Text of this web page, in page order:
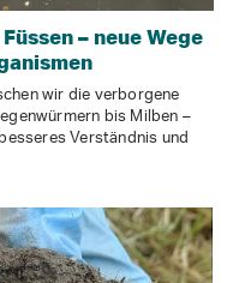
– neue Wege
wir die verborgene
bis Milben –
Verständnis und